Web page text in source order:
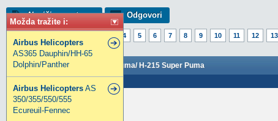
Možda tražite i:
Airbus Helicopters
AS365 Dauphin/HH-65
Dolphin/Panther
Airbus Helicopters AS
350/355/550/555
Ecureuil-Fennec
Napiši novu temu Odgovori
4 5 6 7 8 9 10 11 12 13
Airbus Helicopters ( SA-330) Puma/ H-215 Super Puma
SRDJAN254